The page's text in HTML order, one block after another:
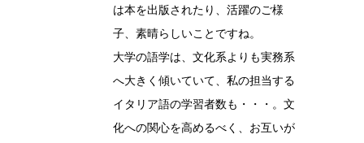
は本を出版されたり、活躍のご様
子、素晴らしいことですね。
大学の語学は、文化系よりも実務系
へ大きく傾いていて、私の担当する
イタリア語の学習者数も・・・。文
化への関心を高めるべく、お互いが